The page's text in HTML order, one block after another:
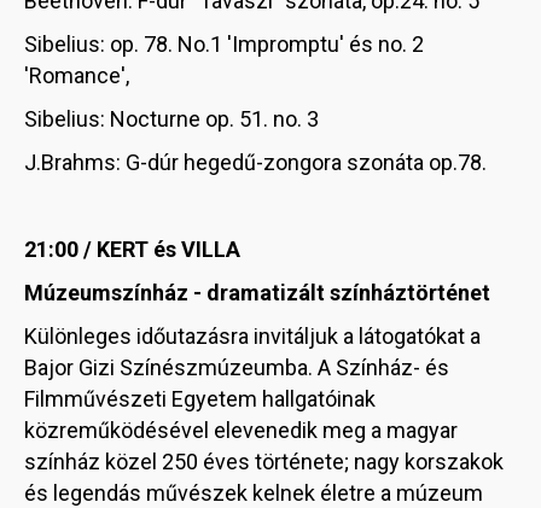
Sibelius: op. 78. No.1 'Impromptu' és no. 2
'Romance',
Sibelius: Nocturne op. 51. no. 3
J.Brahms: G-dúr hegedű-zongora szonáta op.78.
21:00 / KERT és VILLA
Múzeumszínház - dramatizált színháztörténet
Különleges időutazásra invitáljuk a látogatókat a
Bajor Gizi Színészmúzeumba. A Színház- és
Filmművészeti Egyetem hallgatóinak
közreműködésével elevenedik meg a magyar
színház közel 250 éves története; nagy korszakok
és legendás művészek kelnek életre a múzeum